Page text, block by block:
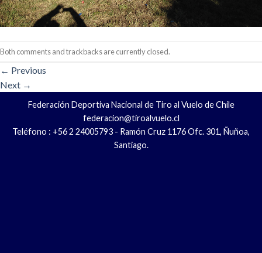
Both comments and trackbacks are currently closed.
← Previous
Next →
Federación Deportiva Nacional de Tiro al Vuelo de Chile
federacion@tiroalvuelo.cl
Teléfono : +56 2 24005793 - Ramón Cruz 1176 Ofc. 301, Ñuñoa,
Santiago.